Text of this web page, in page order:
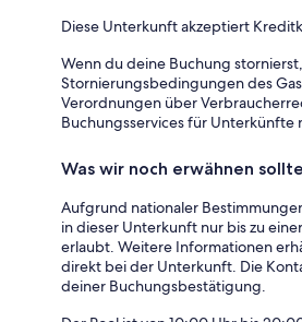
Diese Unterkunft akzeptiert
Wenn du deine Buchung
Stornierungsbedingungen des
Verordnungen über
Buchungsservices für Unterkünfte
Was wir noch erwähnen
Aufgrund nationaler
in dieser Unterkunft nur bis zu
erlaubt. Weitere Informationen
direkt bei der Unterkunft. Die
deiner Buchungsbestätigung.